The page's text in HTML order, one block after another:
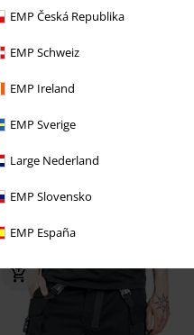
EMP Česká Republika
EMP Schweiz
EMP Ireland
EMP Sverige
Large Nederland
EMP Slovensko
EMP España
Freizeithose Slayer